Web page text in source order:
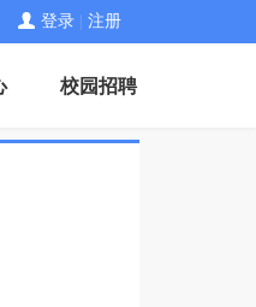
登录 注册
校园招聘